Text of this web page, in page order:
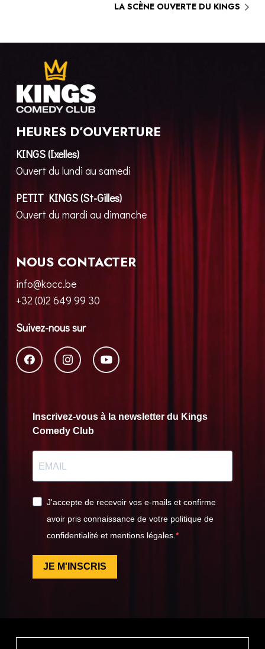
LA SCÈNE OUVERTE DU KINGS
HEURES D’OUVERTURE
KINGS (Ixelles)
Ouvert du lundi au samedi
PETIT KINGS (St-Gilles)
Ouvert du mardi au dimanche
NOUS CONTACTER
info@kocc.be
+32 (0)2 649 99 30
Suivez-nous sur
Inscrivez-vous à la newsletter du Kings
Comedy Club
J'accepte de recevoir vos e-mails et confirme
avoir pris connaissance de votre politique de
confidentialité et mentions légales.
JE M'INSCRIS